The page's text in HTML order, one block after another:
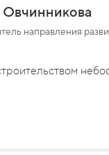
направления